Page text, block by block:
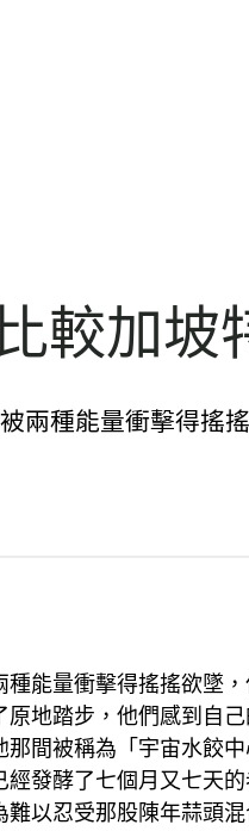
較加坡
兩種能量衝擊得搖
能量衝擊得搖搖欲墜
地踏步，他們感到自
那間被稱為「宇宙水餃
發酵了七個月又七天
以忍受那股陳年蒜頭